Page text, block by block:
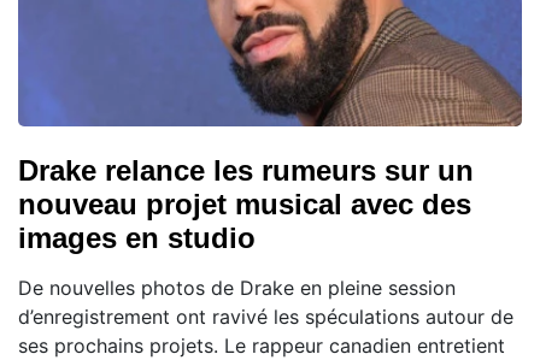
Drake relance les rumeurs sur un
nouveau projet musical avec des
images en studio
De nouvelles photos de Drake en pleine session
d’enregistrement ont ravivé les spéculations autour de
ses prochains projets. Le rappeur canadien entretient